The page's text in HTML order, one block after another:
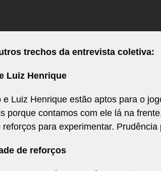
trechos da entrevista coletiva:
Luiz Henrique
e Luiz Henrique estão aptos para o
porque contamos com ele lá na
reforços para experimentar.
de reforços